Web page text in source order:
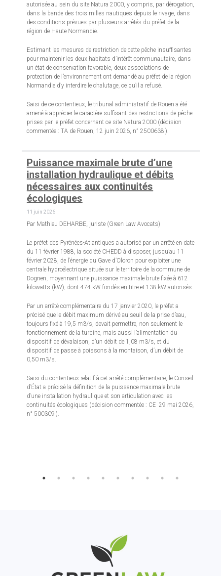
autorisée au sein du site Natura 2000, y compris, par dérogation,
dans la bande des trois milles nautiques depuis le rivage, dans
des conditions prévues par plusieurs arrêtés du préfet de la
région de Haute Normandie.
Estimant les mesures de restriction de cette pêche insuffisantes
pour maintenir les deux habitats d’intérêt communautaire, dans
un état de conservation favorable, deux associations de
protection de l’environnement ont demandé au préfet de la région
Normandie d’y interdire le chalutage, ce qu’il a refusé.
Saisi de ce contentieux, le tribunal administratif de Rouen a été
amené à apprécier le caractère suffisant des restrictions de pêche
prises par le préfet concernant ce site Natura 2000 (décision
commentée : TA de Rouen, 12 juin 2026, n° 2500638 ).
Puissance maximale brute d’une
installation hydraulique et débits
nécessaires aux continuités
écologiques
11 juin 2026
Par Mathieu DEHARBE, juriste (Green Law Avocats)
Le préfet des Pyrénées-Atlantiques a autorisé par un arrêté en date
du 11 février 1988, la société CHEDD à disposer, jusqu’au 11
février 2028, de l’énergie du Gave d’Oloron pour exploiter une
centrale hydroélectrique située sur le territoire de la commune de
Dognen, moyennant une puissance maximale brute fixée à 612
kilowatts (kW), dont 474 kW fondés en titre et 138 kW autorisés.
Par un arrêté complémentaire du 17 janvier 2020, le préfet a
précisé que le débit maximum dérivé au seuil de la prise d’eau,
toujours fixé à 19,5 m3/s, devait permettre, non seulement le
fonctionnement de la turbine, mais aussi l’alimentation du
dispositif de dévalaison, d’un débit de 1,08 m3/s, et du
dispositif de passe à poissons à la montaison, d’un débit de
0,50 m3/s.
Saisi du contentieux relatif à cet arrêté complémentaire, le Conseil
d’État a précisé la définition de la puissance maximale brute
d’une installation hydraulique et son articulation avec les
continuités écologiques (décision commentée : CE 29 mai 2026,
n° 500309 ).